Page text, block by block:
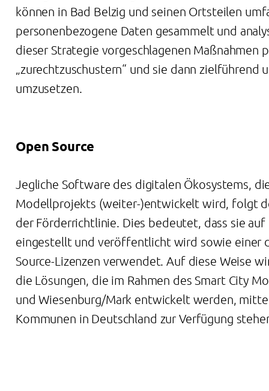
können in Bad Belzig und seinen Ortsteilen
personenbezogene Daten gesammelt und
dieser Strategie vorgeschlagenen Maßnahmen
„zurechtzuschustern“ und sie dann zielführend
umzusetzen.
Open Source
Jegliche Software des digitalen Ökosystems,
Modellprojekts (weiter-)entwickelt wird, folgt
der Förderrichtlinie. Dies bedeutet, dass sie auf
eingestellt und veröffentlicht wird sowie einer
Source-Lizenzen verwendet. Auf diese Weise
die Lösungen, die im Rahmen des Smart City
und Wiesenburg/Mark entwickelt werden,
Kommunen in Deutschland zur Verfügung